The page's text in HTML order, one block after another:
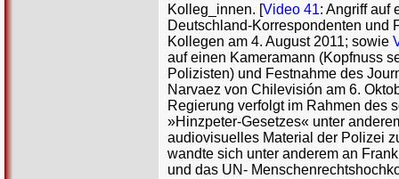
Kolleg_innen. [Video 41: Angriff auf
Deutschland-Korrespondenten und
Kollegen am 4. August 2011; sowie
auf einen Kameramann (Kopfnuss
Polizisten) und Festnahme des
Narvaez von Chilevisión am 6.
Regierung verfolgt im Rahmen des
»Hinzpeter-Gesetzes« unter
audiovisuelles Material der Polizei
wandte sich unter anderem an
und das UN-